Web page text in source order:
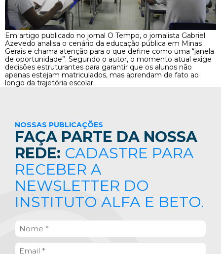
Em artigo publicado no jornal O Tempo, o jornalista Gabriel
Azevedo analisa o cenário da educação pública em Minas
Gerais e chama atenção para o que define como uma “janela
de oportunidade”. Segundo o autor, o momento atual exige
decisões estruturantes para garantir que os alunos não
apenas estejam matriculados, mas aprendam de fato ao
longo da trajetória escolar.
NOSSAS PUBLICAÇÕES
FAÇA PARTE DA NOSSA
REDE: CADASTRE PARA
RECEBER A
NEWSLETTER DO
INSTITUTO ALFA E BETO.